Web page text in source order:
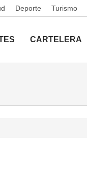
Deporte Turismo
CARTELERA